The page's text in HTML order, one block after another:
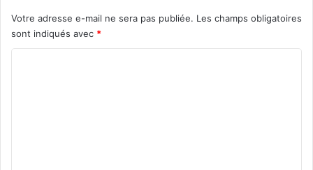
Votre adresse e-mail ne sera pas publiée. Les champs obligatoires
sont indiqués avec *